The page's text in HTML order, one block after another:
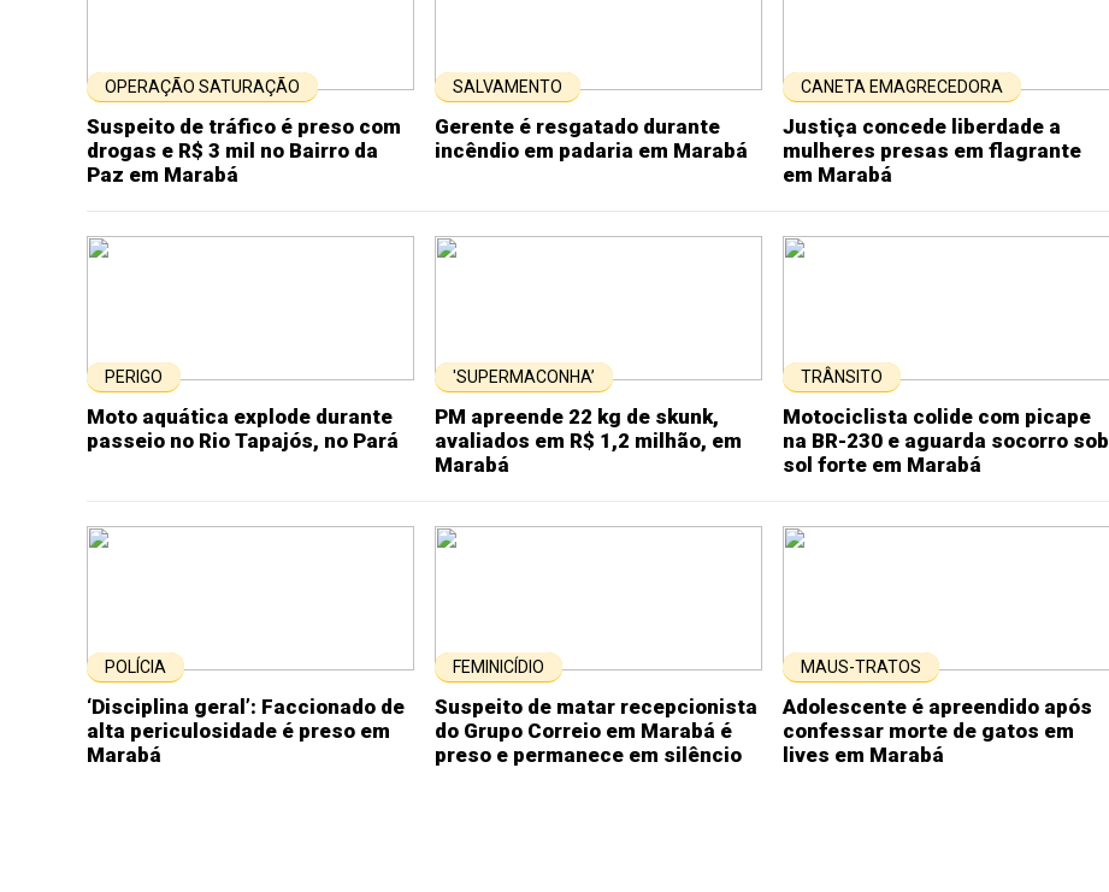
OPERAÇÃO SATURAÇÃO
Suspeito de tráfico é preso com
drogas e R$ 3 mil no Bairro da
Paz em Marabá
SALVAMENTO
Gerente é resgatado durante
incêndio em padaria em Marabá
CANETA EMAGRECEDORA
Justiça concede liberdade a
mulheres presas em flagrante
em Marabá
PERIGO
Moto aquática explode durante
passeio no Rio Tapajós, no Pará
'SUPERMACONHA’
PM apreende 22 kg de skunk,
avaliados em R$ 1,2 milhão, em
Marabá
TRÂNSITO
Motociclista colide com picape
na BR-230 e aguarda socorro sob
sol forte em Marabá
POLÍCIA
‘Disciplina geral’: Faccionado de
alta periculosidade é preso em
Marabá
FEMINICÍDIO
Suspeito de matar recepcionista
do Grupo Correio em Marabá é
preso e permanece em silêncio
MAUS-TRATOS
Adolescente é apreendido após
confessar morte de gatos em
lives em Marabá